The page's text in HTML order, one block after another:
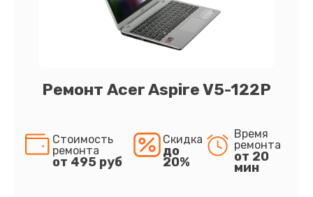
Ремонт Acer Aspire V5-122P
Стоимость
ремонта
от 495 руб
Скидка
до
20%
Время
ремонта
от 20
мин